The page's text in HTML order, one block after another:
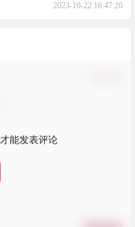
2023-10-22 16:47:26
能发表评论